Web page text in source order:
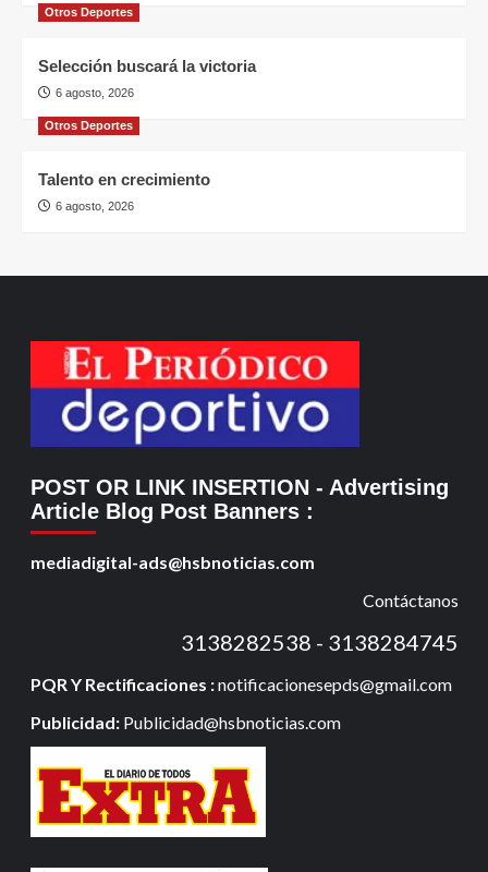
Otros Deportes
Selección buscará la victoria
6 agosto, 2026
Otros Deportes
Talento en crecimiento
6 agosto, 2026
POST OR LINK INSERTION - Advertising
Article Blog Post Banners :
mediadigital-ads@hsbnoticias.com
Contáctanos
3138282538 - 3138284745
PQR Y Rectificaciones :notificacionesepds@gmail.com
Publicidad: Publicidad@hsbnoticias.com